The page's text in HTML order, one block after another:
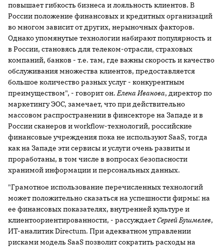
повышает гибкость бизнеса и лояльность клиентов. В
России положение финансовых и кредитных организаций
во многом зависит от других, нерыночных факторов.
Однако упомянутые технологии набирают популярность и
в России, становясь для телеком-отрасли, страховых
компаний, банков - т.е. там, где важны скорость и качество
обслуживания множества клиентов, предоставляется
большое количество разных услуг - конкурентным
преимуществом", - говорит он.Елена Иванова, директор по
маркетингу ЭОС, замечает, что при действительно
массовом распространении в финсекторе на Западе и в
России сканеров и workflow-технологий, российские
финансовые учреждения пока не используют SaaS, тогда
как на Западе эти сервисы и услуги очень развиты и
проработаны, в том числе в вопросах безопасности
хранимой информации и персональных данных.
"Грамотное использование перечисленных технологий
может положительно сказаться на успешности фирмы: на
ее финансовых показателях, внутренней культуре и
клиентоориентированности, - рассуждаетСергей Бушмелев,
ИТ-аналитик Directum. При адекватном управлении
рисками модель SaaS позволит сократить расходы на